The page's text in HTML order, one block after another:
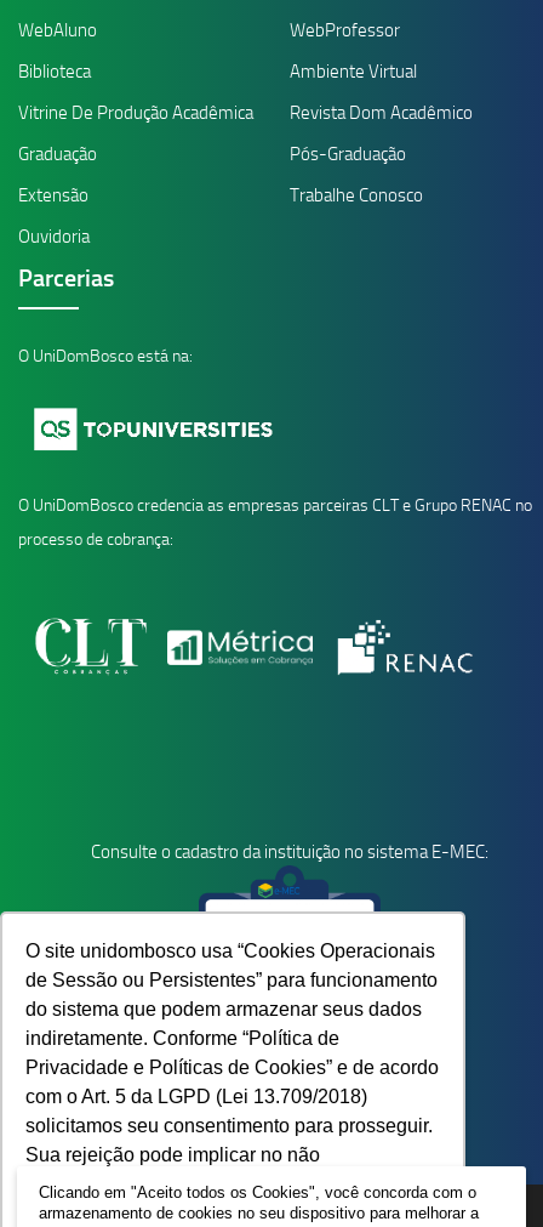
O site unidombosco usa “Cookies Operacionais
de Sessão ou Persistentes” para funcionamento
do sistema que podem armazenar seus dados
indiretamente. Conforme “Política de
Privacidade e Políticas de Cookies” e de acordo
com o Art. 5 da LGPD (Lei 13.709/2018)
solicitamos seu consentimento para prosseguir.
Sua rejeição pode implicar no não
funcionamento do site. Saiba mais
WebAluno
WebProfessor
Biblioteca
Ambiente Virtual
Vitrine De Produção Acadêmica
Revista Dom Acadêmico
Graduação
Pós-Graduação
Extensão
Trabalhe Conosco
Ouvidoria
Parcerias
O UniDomBosco está na:
O UniDomBosco credencia as empresas parceiras CLT e Grupo RENAC no
processo de cobrança:
Consulte o cadastro da instituição no sistema E-MEC:
Clicando em "Aceito todos os Cookies", você concorda com o
armazenamento de cookies no seu dispositivo para melhorar a